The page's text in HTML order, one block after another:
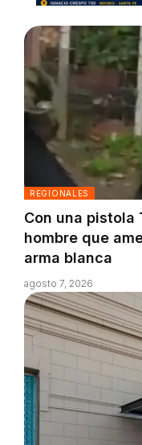
REGIONALES
Con una pistola
hombre que
arma blanca
agosto 7, 2026